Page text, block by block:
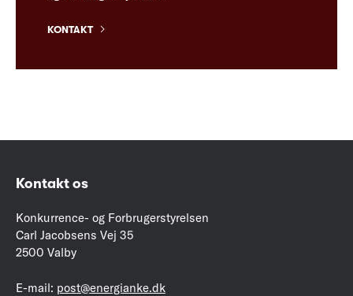
KONTAKT
Kontakt os
Konkurrence- og Forbrugerstyrelsen
Carl Jacobsens Vej 35
2500 Valby
E-mail: post@energianke.dk